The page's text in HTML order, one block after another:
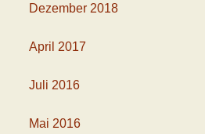
Dezember 2018
April 2017
Juli 2016
Mai 2016